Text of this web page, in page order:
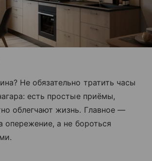
Не обязательно тратить часы
есть простые приёмы,
облегчают жизнь. Главное —
опережение, а не бороться